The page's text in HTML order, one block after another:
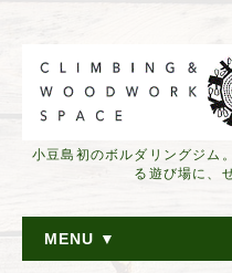
小豆島初のボルダリングジム
る遊び場に、
MENU ▼